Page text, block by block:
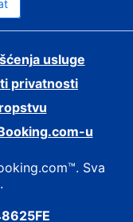
usluge
privatnosti
u
Sva